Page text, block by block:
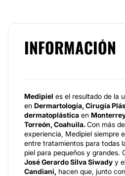
INFORMACIÓN
Medipiel es el resultado de la
en Dermartología, Cirugía
dermatoplástica en
Torreón, Coahuila.Con más
experiencia, Medipiel siempre
entre tratamientos para todas
piel para pequeños y grandes.
José Gerardo Silva Siwady y
Candiani, hacen que, junto